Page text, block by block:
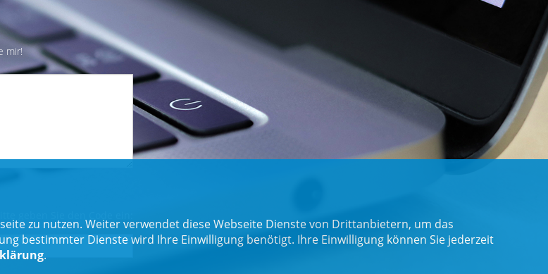
mir!
zu nutzen. Weiter verwendet diese Webseite Dienste von Drittanbietern, um das
bestimmter Dienste wird Ihre Einwilligung benötigt. Ihre Einwilligung können Sie jederzeit
.